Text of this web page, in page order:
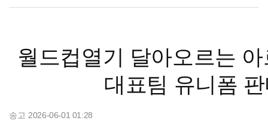
월드컵열기 달아오르는
대표팀 유니폼
송고 2026-06-01 01:28